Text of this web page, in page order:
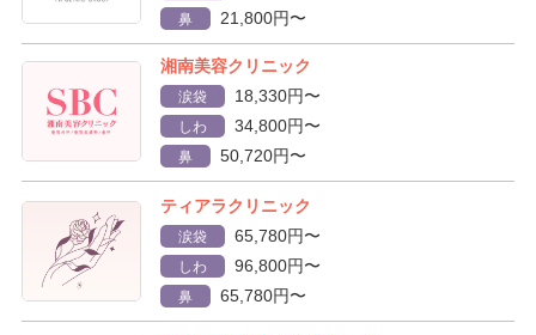
鼻 21,800円〜
湘南美容クリニック
涙袋 18,330円〜
しわ 34,800円〜
鼻 50,720円〜
ティアラクリニック
涙袋 65,780円〜
しわ 96,800円〜
鼻 65,780円〜